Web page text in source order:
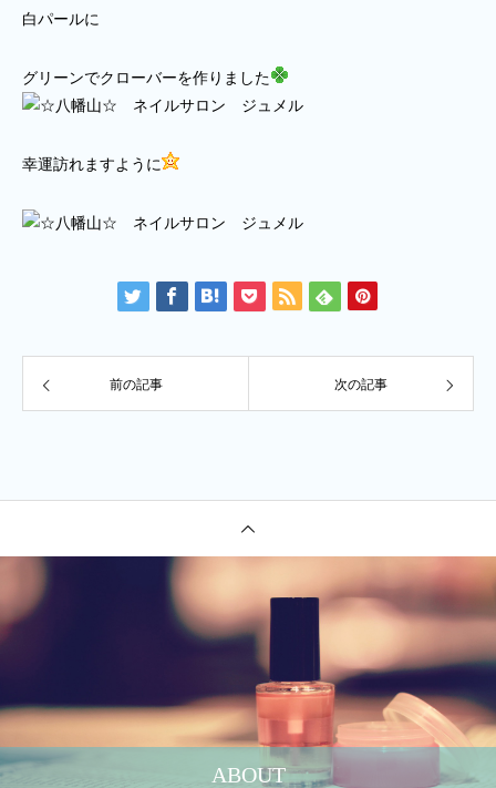
白パールに
グリーンでクローバーを作りました
幸運訪れますように
前の記事 次の記事
ABOUT